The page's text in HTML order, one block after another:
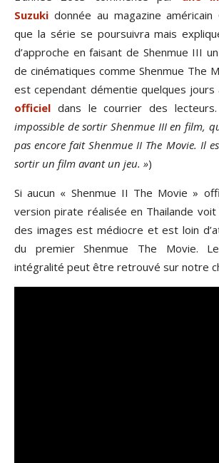
Suzuki donnée au magazine
que la série se poursuivra mais
d’approche en faisant de Shenmue III
de cinématiques comme Shenmue The
est cependant démentie quelques jours
officiel dans le courrier des
impossible de sortir Shenmue III en film,
pas encore fait Shenmue II The Movie. Il
sortir un film avant un jeu. »)
Si aucun « Shenmue II The Movie »
version pirate réalisée en Thailande
des images est médiocre et est loin
du premier Shenmue The Movie.
intégralité peut être retrouvé sur notre